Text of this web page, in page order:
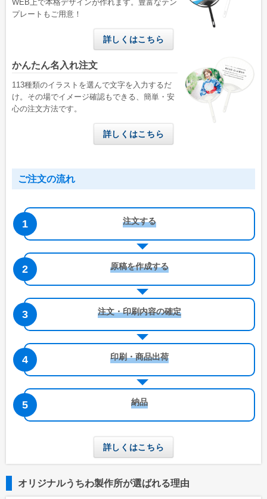
WEB上で本格デザインが作れます。豊富なテン
プレートもご用意！
詳しくはこちら
かんたん名入れ注文
113種類のイラストを選んで文字を入力するだ
け。その場でイメージ確認もできる、簡単・安
心の注文方法です。
詳しくはこちら
ご注文の流れ
注文する
原稿を作成する
注文・印刷内容の確定
印刷・商品出荷
納品
詳しくはこちら
オリジナルうちわ製作所が選ばれる理由